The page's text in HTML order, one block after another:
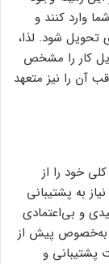
وارد کنند و
شود. لذا،
کار را مشخص
آن را نیز متعهد
خود را از
به پشتیبانی
و بی‌اعتمادی
به‌خصوص پیش از
پشتیبانی و